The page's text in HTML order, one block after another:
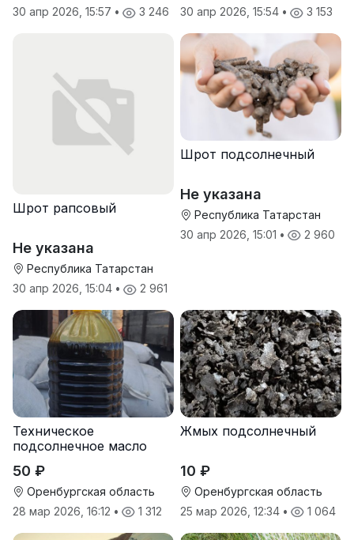
30 апр 2026, 15:57 • 3 246
30 апр 2026, 15:54 • 3 153
Шрот рапсовый
Не указана
Республика Татарстан
30 апр 2026, 15:04 • 2 961
Шрот подсолнечный
Не указана
Республика Татарстан
30 апр 2026, 15:01 • 2 960
Техническое
подсолнечное масло
50 ₽
Оренбургская область
28 мар 2026, 16:12 • 1 312
Жмых подсолнечный
10 ₽
Оренбургская область
25 мар 2026, 12:34 • 1 064